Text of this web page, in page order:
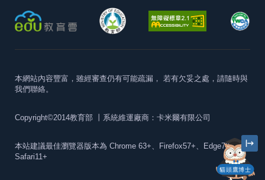
貓頭鷹博士
本網站內容豐富，雖經審查仍有可能疏漏， 若有欠妥之處，請隨時與
我們聯絡。
Copyright©2014教育部 丨系統維運廠商：卡米爾有限公司
本站建議最佳瀏覽器版本為 Chrome 63+、Firefox57+、Edge79+及
Safari11+